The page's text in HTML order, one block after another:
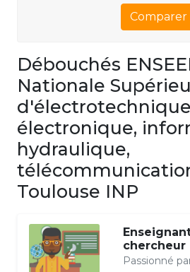
Comparer
Débouchés
Nationale
électronique,
hydraulique,
Toulouse INP
chercheur
Passionné